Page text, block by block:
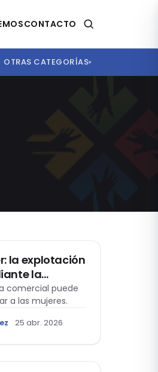
CONTACTO
OTRAS CATEGORÍAS▾
la explotación
la
comercial puede
a las mujeres.
25 abr. 2026